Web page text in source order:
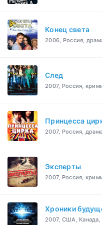
Конец света
2006, Россия,
След
2007, Россия,
Принцесса
2007, Россия,
Эксперты
2007, Россия,
Хроники
2007, США, Канада,